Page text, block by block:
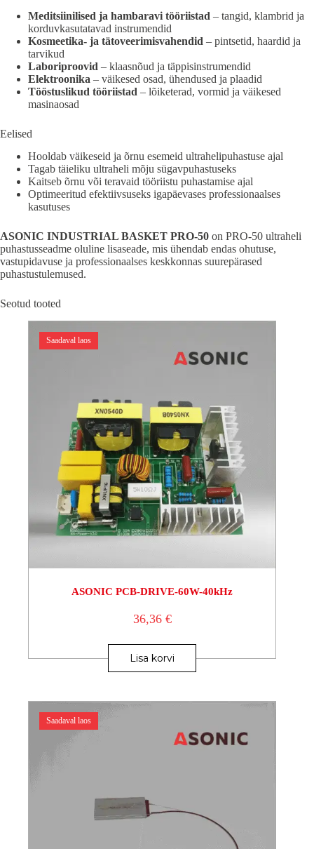
Meditsiinilised ja hambaravi tööriistad – tangid, klambrid ja
korduvkasutatavad instrumendid
Kosmeetika- ja tätoveerimisvahendid – pintsetid, haardid ja
tarvikud
Laboriproovid – klaasnõud ja täppisinstrumendid
Elektroonika – väikesed osad, ühendused ja plaadid
Tööstuslikud tööriistad – lõiketerad, vormid ja väikesed
masinaosad
Eelised
Hooldab väikeseid ja õrnu esemeid ultrahelipuhastuse ajal
Tagab täieliku ultraheli mõju sügavpuhastuseks
Kaitseb õrnu või teravaid tööriistu puhastamise ajal
Optimeeritud efektiivsuseks igapäevases professionaalses
kasutuses
ASONIC INDUSTRIAL BASKET PRO-50 on PRO-50 ultraheli
puhastusseadme oluline lisaseade, mis ühendab endas ohutuse,
vastupidavuse ja professionaalses keskkonnas suurepärased
puhastustulemused.
Seotud tooted
Saadaval laos
ASONIC PCB-DRIVE-60W-40kHz
36,36 €
Lisa korvi
Saadaval laos